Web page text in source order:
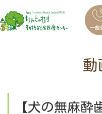
動
【犬の無麻酔